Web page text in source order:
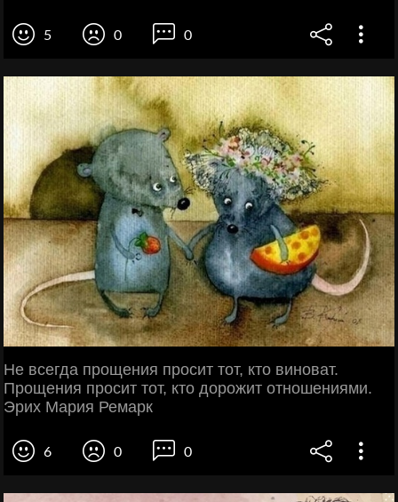
5 0 0
Не всегда прощения просит тот, кто виноват.
Прощения просит тот, кто дорожит отношениями.
Эрих Мария Ремарк
6 0 0